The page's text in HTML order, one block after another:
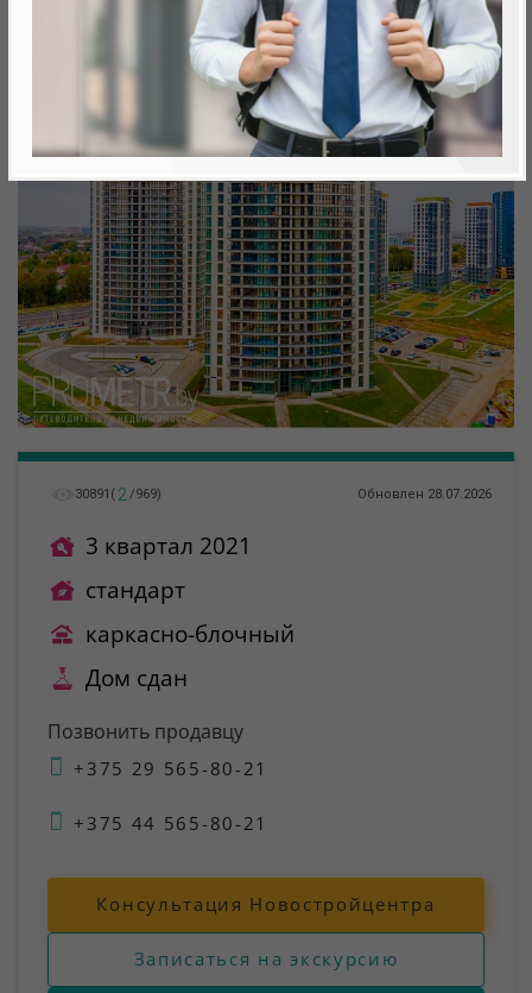
30891 ( 2 /969) Обновлен 28.07.2026
3 квартал 2021
стандарт
каркасно-блочный
Дом сдан
Позвонить продавцу
+375 29 565-80-21
+375 44 565-80-21
Консультация Новостройцентра
Записаться на экскурсию